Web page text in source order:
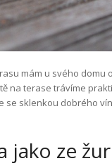
mám u svého domu
na terase trávíme
se sklenkou dobrého
jako ze